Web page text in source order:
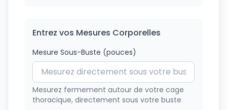
Entrez vos Mesures Corporelles
Mesure Sous-Buste (pouces)
Mesurez fermement autour de votre cage
thoracique, directement sous votre buste